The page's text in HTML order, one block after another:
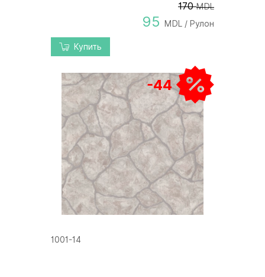
170 MDL
95 MDL / Рулон
Купить
-44
1001-14